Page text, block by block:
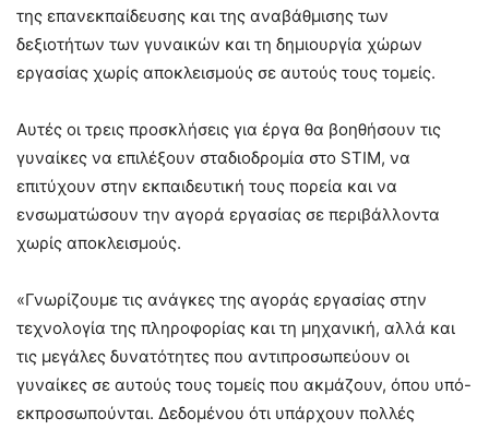
της επανεκπαίδευσης και της αναβάθμισης των
δεξιοτήτων των γυναικών και τη δημιουργία χώρων
εργασίας χωρίς αποκλεισμούς σε αυτούς τους τομείς.
Αυτές οι τρεις προσκλήσεις για έργα θα βοηθήσουν τις
γυναίκες να επιλέξουν σταδιοδρομία στο STΙM, να
επιτύχουν στην εκπαιδευτική τους πορεία και να
ενσωματώσουν την αγορά εργασίας σε περιβάλλοντα
χωρίς αποκλεισμούς.
«Γνωρίζουμε τις ανάγκες της αγοράς εργασίας στην
τεχνολογία της πληροφορίας και τη μηχανική, αλλά και
τις μεγάλες δυνατότητες που αντιπροσωπεύουν οι
γυναίκες σε αυτούς τους τομείς που ακμάζουν, όπου υπό-
εκπροσωπούνται. Δεδομένου ότι υπάρχουν πολλές